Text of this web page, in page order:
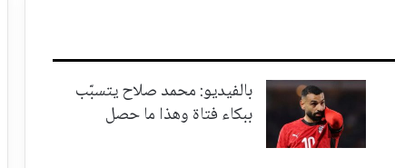
بالفيديو: محمد صلاح يتسبّب
ببكاء فتاة وهذا ما حصل